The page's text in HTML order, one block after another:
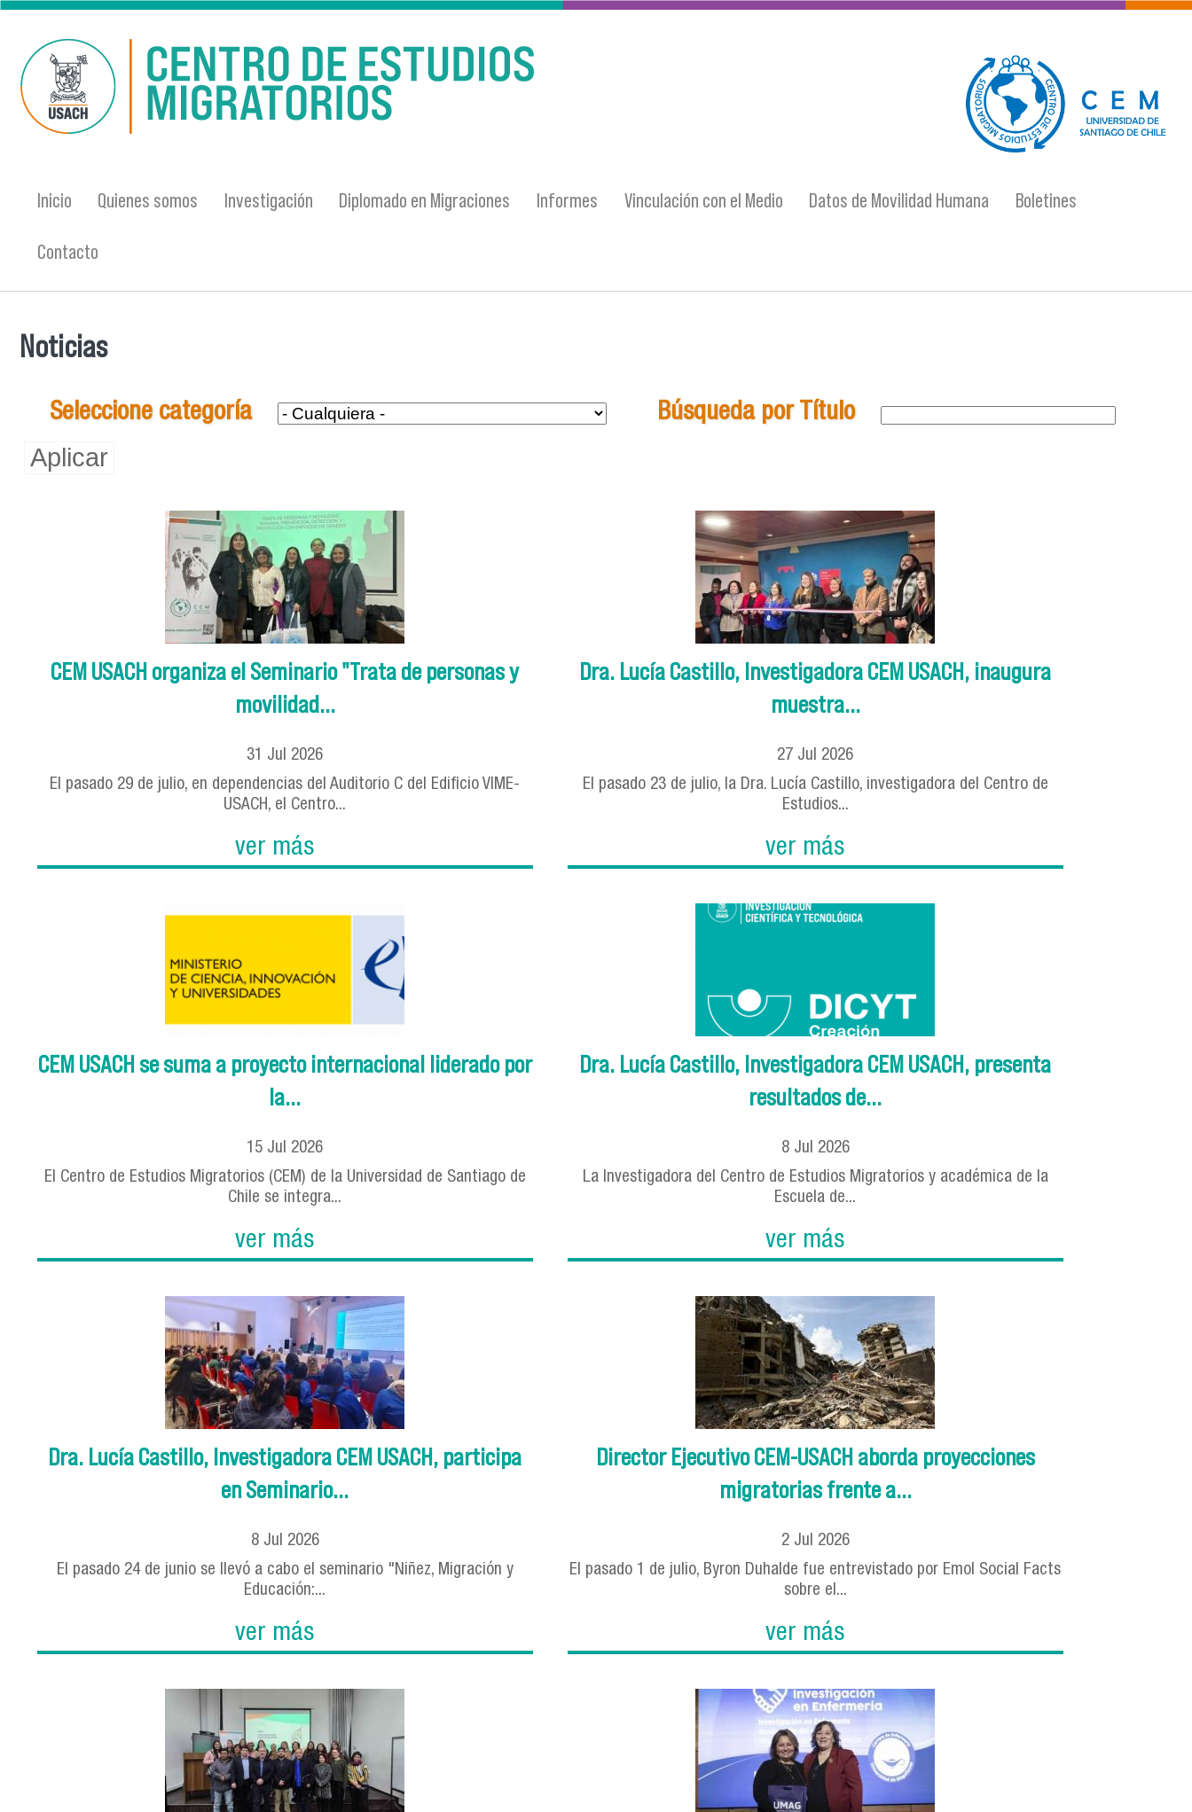
Pasar al contenido principal
logo-cem-final.jpg
Inicio Quienes somos Investigación Diplomado en Migraciones Informes Vinculación con el Medio Datos de Movilidad Humana Boletines
Contacto
Se encuentra usted aquí
Noticias
Seleccione categoría Búsqueda por Título
CEM USACH organiza el Seminario "Trata de personas y
movilidad...
31 Jul 2026
El pasado 29 de julio, en dependencias del Auditorio C del Edificio VIME-
USACH, el Centro...
ver más
Dra. Lucía Castillo, Investigadora CEM USACH, inaugura
muestra...
27 Jul 2026
El pasado 23 de julio, la Dra. Lucía Castillo, investigadora del Centro de
Estudios...
ver más
CEM USACH se suma a proyecto internacional liderado por
la...
15 Jul 2026
El Centro de Estudios Migratorios (CEM) de la Universidad de Santiago de
Chile se integra...
ver más
Dra. Lucía Castillo, Investigadora CEM USACH, presenta
resultados de...
8 Jul 2026
La Investigadora del Centro de Estudios Migratorios y académica de la
Escuela de...
ver más
Dra. Lucía Castillo, Investigadora CEM USACH, participa
en Seminario...
8 Jul 2026
El pasado 24 de junio se llevó a cabo el seminario "Niñez, Migración y
Educación:...
ver más
Director Ejecutivo CEM-USACH aborda proyecciones
migratorias frente a...
2 Jul 2026
El pasado 1 de julio, Byron Duhalde fue entrevistado por Emol Social Facts
sobre el...
ver más